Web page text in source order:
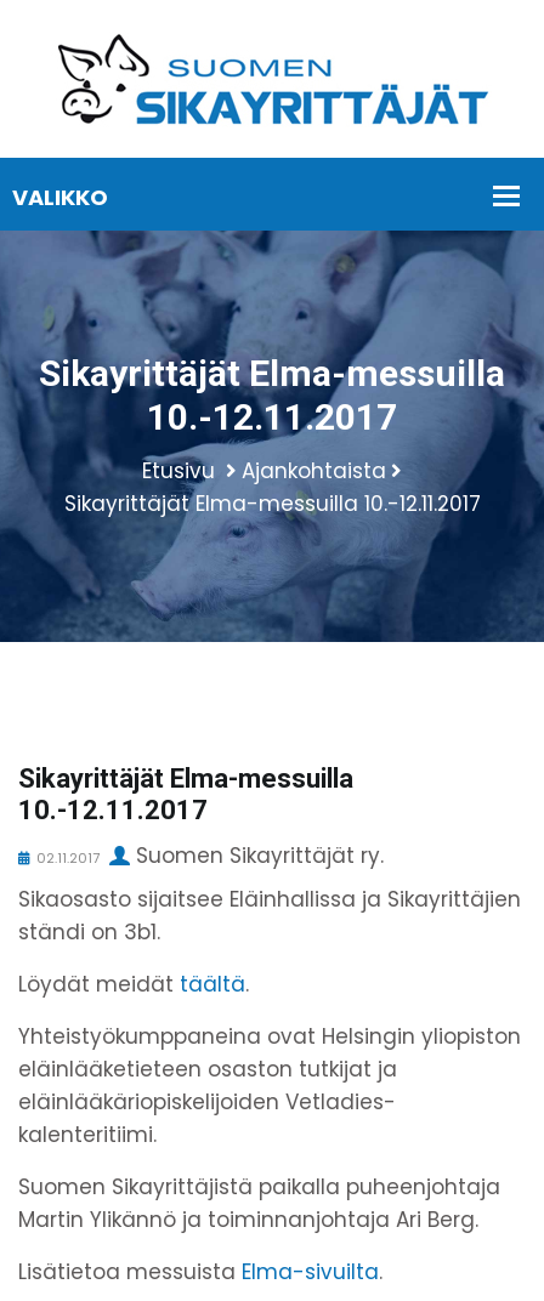
Sikayrittäjät Elma-messuilla
10.-12.11.2017
Etusivu
Ajankohtaista
Sikayrittäjät Elma-messuilla 10.-12.11.2017
Sikayrittäjät Elma-messuilla
10.-12.11.2017
02.11.2017
Suomen Sikayrittäjät ry.
Sikaosasto sijaitsee Eläinhallissa ja Sikayrittäjien
ständi on 3b1.
Löydät meidät täältä.
Yhteistyökumppaneina ovat Helsingin yliopiston
eläinlääketieteen osaston tutkijat ja
eläinlääkäriopiskelijoiden Vetladies-
kalenteritiimi.
Suomen Sikayrittäjistä paikalla puheenjohtaja
Martin Ylikännö ja toiminnanjohtaja Ari Berg.
Lisätietoa messuista Elma-sivuilta.